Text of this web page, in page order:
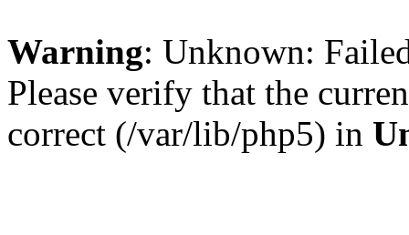
Warning: Unknown:
Please verify that the
correct (/var/lib/php5) in